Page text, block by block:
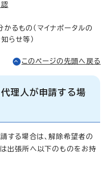
るもの（マイナポータルの
らせ等）
このページの先頭へ戻る
理人が申請する場
する場合は、解除希望者の
出張所へ以下のものをお持